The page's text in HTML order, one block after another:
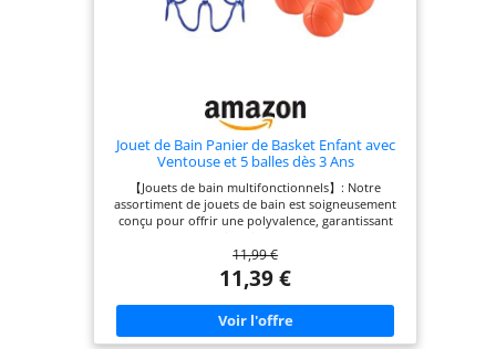
Jouet de Bain Panier de Basket Enfant avec
Ventouse et 5 balles dès 3 Ans
【Jouets de bain multifonctionnels】: Notre
assortiment de jouets de bain est soigneusement
conçu pour offrir une polyvalence, garantissant
dans les piscines et les baignoires, mais aussi sur
les fenêtres et les portes. Chaque ensemble
comprend cinq balles et un mini panier de basket,
offrant des possibilités de jeu et de plaisir
illimitées pour vos petits. 【Développer les
compétences motrices】: Encouragez votre petit à
11,99 €
11,39 €